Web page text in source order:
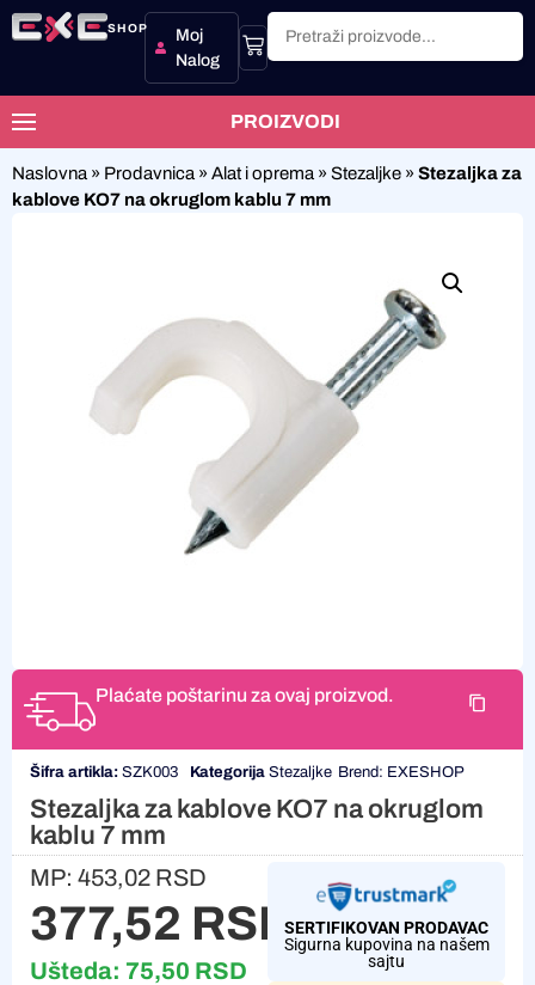
SHOP
Moj
Nalog
PROIZVODI
Naslovna » Prodavnica » Alat i oprema » Stezaljke » Stezaljka za
kablove KO7 na okruglom kablu 7 mm
Plaćate poštarinu za ovaj proizvod.
Šifra artikla: SZK003 Kategorija Stezaljke Brend: EXESHOP
Stezaljka za kablove KO7 na okruglom
kablu 7 mm
MP: 453,02 RSD
377,52 RSD
Ušteda: 75,50 RSD
SERTIFIKOVAN PRODAVAC
Sigurna kupovina na našem
sajtu